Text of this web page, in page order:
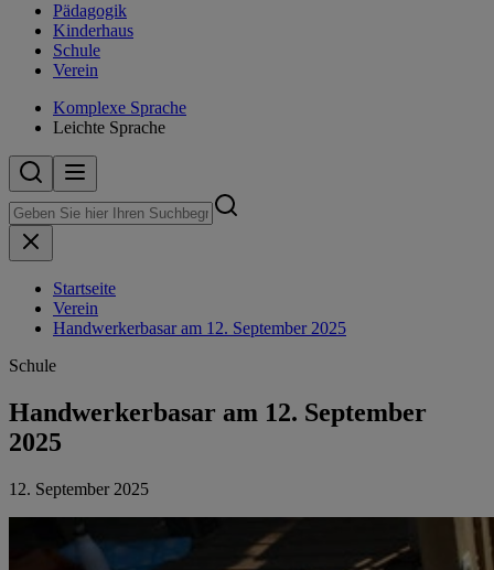
Pädagogik
Kinderhaus
Schule
Verein
Komplexe Sprache
Leichte Sprache
Startseite
Verein
Handwerkerbasar am 12. September 2025
Schule
Handwerkerbasar am 12. September
2025
12. September 2025